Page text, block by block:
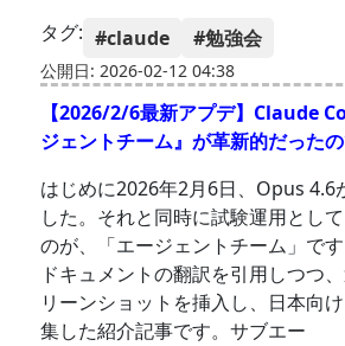
タグ: #claude #勉強会
公開日: 2026-02-12 04:38
【2026/2/6最新アプデ】Claude
ジェントチーム』が革新的だった
はじめに2026年2月6日、Opus 4.6
した。それと同時に試験運用とし
のが、「エージェントチーム」で
ドキュメントの翻訳を引用しつつ
リーンショットを挿入し、日本向
集した紹介記事です。サブエー